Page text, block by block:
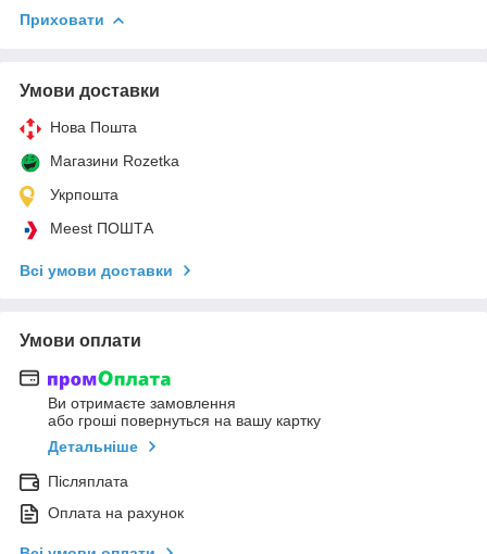
Приховати
Умови доставки
Нова Пошта
Магазини Rozetka
Укрпошта
Meest ПОШТА
Всі умови доставки
Умови оплати
Ви отримаєте замовлення
або гроші повернуться на вашу картку
Детальніше
Післяплата
Оплата на рахунок